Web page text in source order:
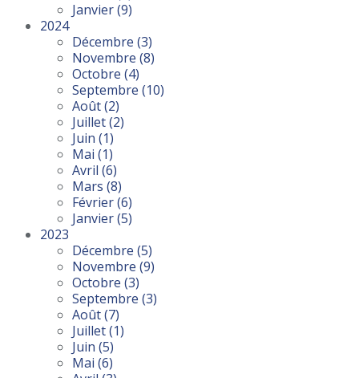
Janvier(9)
2024
Décembre (3)
Novembre (8)
Octobre (4)
Septembre (10)
Août(2)
Juillet(2)
Juin (1)
Mai (1)
Avril (6)
Mars (8)
Février(6)
Janvier(5)
2023
Décembre (5)
Novembre (9)
Octobre (3)
Septembre (3)
Août(7)
Juillet(1)
Juin (5)
Mai (6)